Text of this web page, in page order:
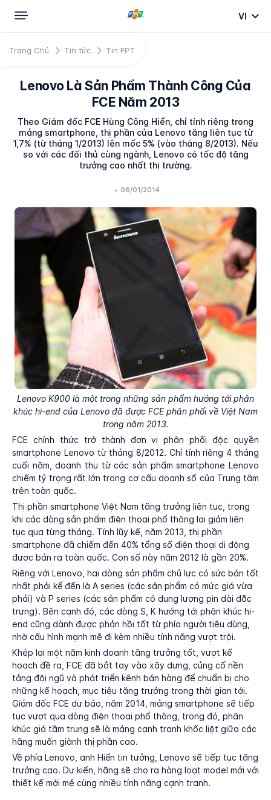
VI
Trang Chủ Tin tức Tin FPT
Lenovo Là Sản Phẩm Thành Công Của
FCE Năm 2013
Theo Giám đốc FCE Hùng Công Hiển, chỉ tính riêng trong
mảng smartphone, thị phần của Lenovo tăng liên tục từ
1,7% (từ tháng 1/2013) lên mốc 5% (vào tháng 8/2013). Nếu
so với các đối thủ cùng ngành, Lenovo có tốc độ tăng
trưởng cao nhất thị trường.
• 06/01/2014
Lenovo K900 là một trong những sản phẩm hướng tới phân
khúc hi-end của Lenovo đã được FCE phân phối về Việt Nam
trong năm 2013.
FCE chính thức trở thành đơn vị phân phối độc quyền
smartphone Lenovo từ tháng 8/2012. Chỉ tính riêng 4 tháng
cuối năm, doanh thu từ các sản phẩm smartphone Lenovo
chiếm tỷ trọng rất lớn trong cơ cấu doanh số của Trung tâm
trên toàn quốc.
Thị phần smartphone Việt Nam tăng trưởng liên tục, trong
khi các dòng sản phẩm điện thoại phổ thông lại giảm liên
tục qua từng tháng. Tính lũy kế, năm 2013, thị phần
smartphone đã chiếm đến 40% tổng số điện thoại di động
được bán ra toàn quốc. Con số này năm 2012 là gần 20%.
Riêng với Lenovo, hai dòng sản phẩm chủ lực có sức bán tốt
nhất phải kể đến là A series (các sản phẩm có mức giá vừa
phải) và P series (các sản phẩm có dung lượng pin dài đặc
trưng). Bên cạnh đó, các dòng S, K hướng tới phân khúc hi-
end cũng dành được phản hồi tốt từ phía người tiêu dùng,
nhờ cấu hình mạnh mẽ đi kèm nhiều tính năng vượt trội.
Khép lại một năm kinh doanh tăng trưởng tốt, vượt kế
hoạch đề ra, FCE đã bắt tay vào xây dựng, củng cố nền
tảng đội ngũ và phát triển kênh bán hàng để chuẩn bị cho
những kế hoạch, mục tiêu tăng trưởng trong thời gian tới.
Giám đốc FCE dự báo, năm 2014, mảng smartphone sẽ tiếp
tục vượt qua dòng điện thoại phổ thông, trong đó, phân
khúc giá tầm trung sẽ là mảng cạnh tranh khốc liệt giữa các
hãng muốn giành thị phần cao.
Về phía Lenovo, anh Hiển tin tưởng, Lenovo sẽ tiếp tục tăng
trưởng cao. Dự kiến, hãng sẽ cho ra hàng loạt model mới với
thiết kế mới mẻ cùng nhiều tính năng cạnh tranh.